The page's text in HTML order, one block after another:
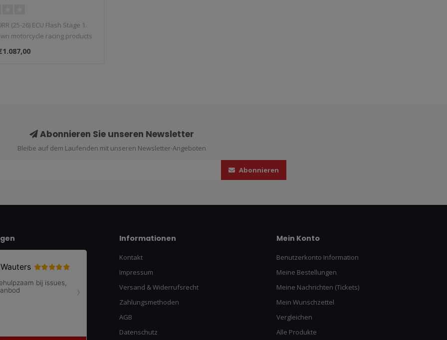
(25-26) ECU Flash Stage 1.
motorcycle racing products
Abonnieren Sie unseren Newsletter
Bleibe auf dem Laufenden mit unseren Newsletter-Angeboten
Abonnieren
Informationen
Kontakt
Impressum
Versand & Widerrufsrecht
Zahlungsmethoden
AGB
Datenschutz
Mein Konto
Benutzerkonto Information
Meine Bestellungen
Meine Nachrichten (Tickets)
Mein Wunschzettel
Vergleichen
Alle Produkte